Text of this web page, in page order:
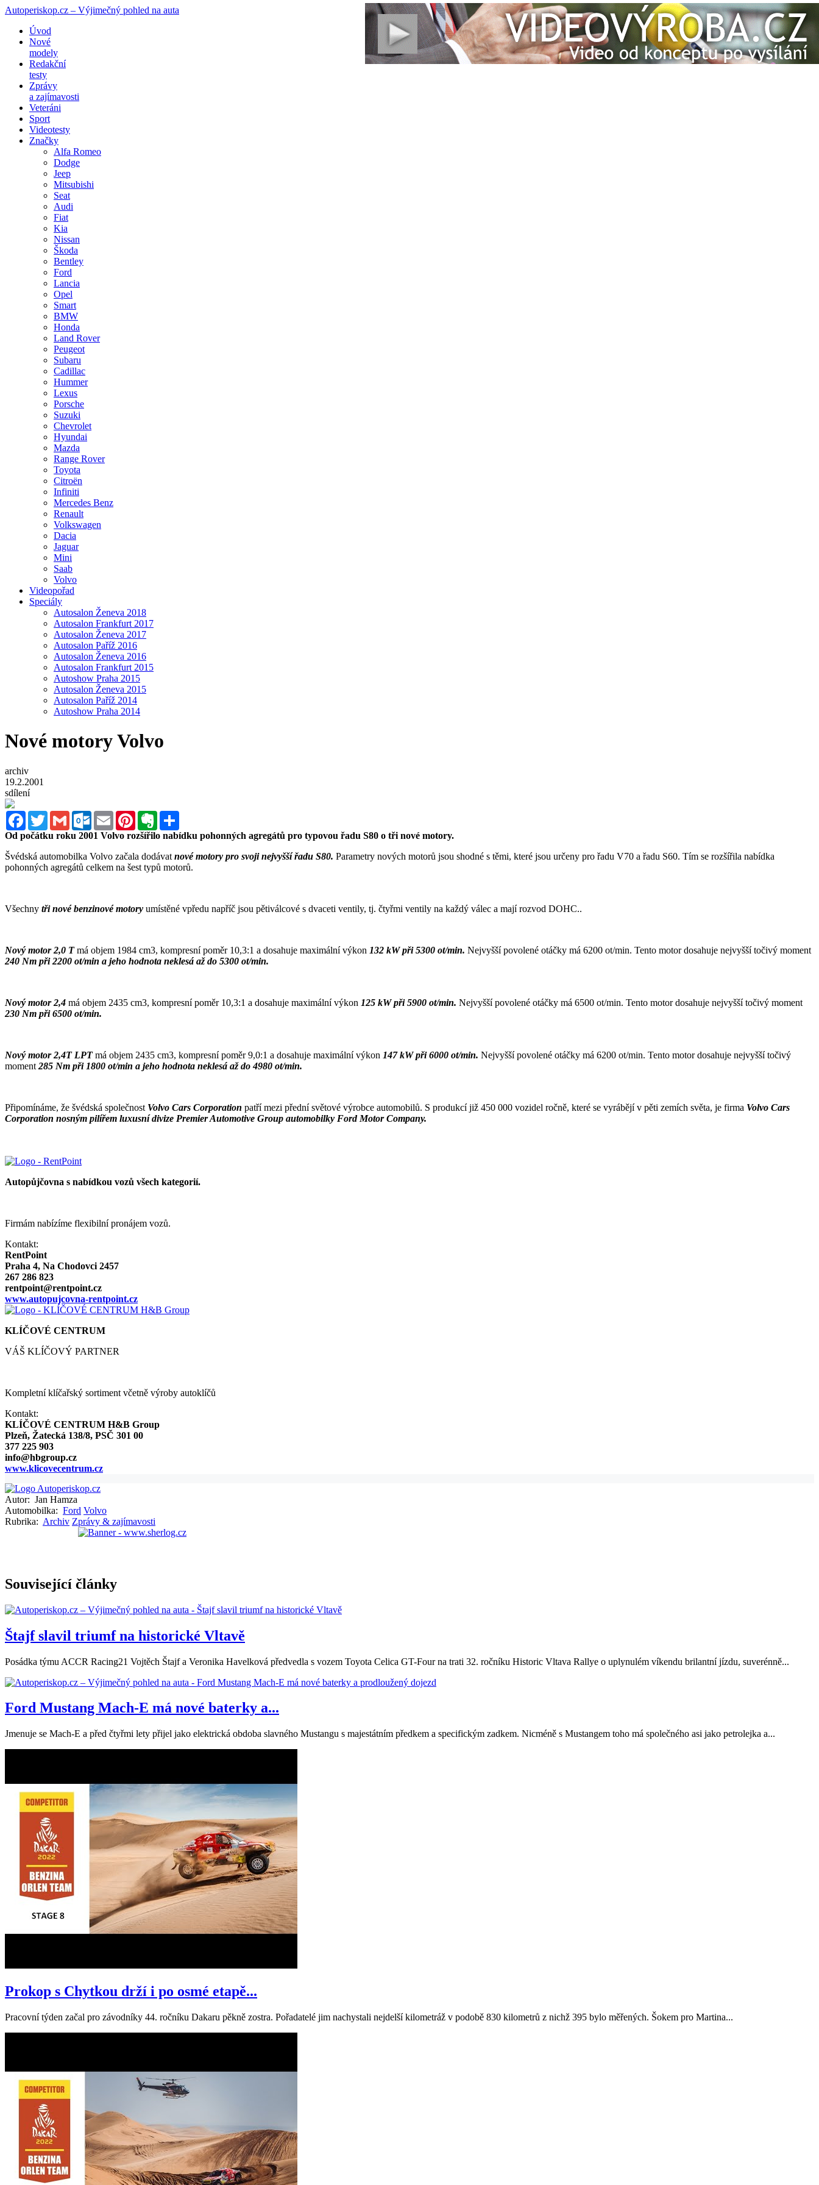
Autoperiskop.cz – Výjimečný pohled na auta
Přejít
obsahu
webu
Úvod
Nové
modely
Redakční
testy
Zprávy
a zajímavosti
Veteráni
Sport
Videotesty
Značky
Alfa Romeo
Dodge
Jeep
Mitsubishi
Seat
Audi
Fiat
Kia
Nissan
Škoda
Bentley
Ford
Lancia
Opel
Smart
BMW
Honda
Land Rover
Peugeot
Subaru
Cadillac
Hummer
Lexus
Porsche
Suzuki
Chevrolet
Hyundai
Mazda
Range Rover
Toyota
Citroën
Infiniti
Mercedes Benz
Renault
Volkswagen
Dacia
Jaguar
Mini
Saab
Volvo
Videopořad
Speciály
Autosalon Ženeva 2018
Autosalon Frankfurt 2017
Autosalon Ženeva 2017
Autosalon Paříž 2016
Autosalon Ženeva 2016
Autosalon Frankfurt 2015
Autoshow Praha 2015
Autosalon Ženeva 2015
Autosalon Paříž 2014
Autoshow Praha 2014
Nové motory Volvo
archiv
19.2.2001
sdílení
FacebookTwitterGmail Outlook.com
Email PinterestEvernote
Od počátku roku 2001 Volvo rozšířilo nabídku pohonných agregátů pro typovou řadu S80 o tři nové motory.
Švédská automobilka Volvo začala dodávat nové motory pro svoji nejvyšší řadu S80. Parametry nových motorů jsou shodné s těmi, které jsou určeny pro řadu V70 a řadu S60. Tím se rozšířila nabídka
pohonných agregátů celkem na šest typů motorů.
Všechny tři nové benzinové motory umístěné vpředu napříč jsou pětiválcové s dvaceti ventily, tj. čtyřmi ventily na každý válec a mají rozvod DOHC..
Nový motor 2,0 Tmá objem 1984 cm3, kompresní poměr 10,3:1 a dosahuje maximální výkon 132 kW při 5300 ot/min. Nejvyšší povolené otáčky má 6200 ot/min. Tento motor dosahuje nejvyšší točivý moment
240 Nm při 2200 ot/min a jeho hodnota neklesá až do 5300 ot/min.
Nový motor 2,4 má objem 2435 cm3, kompresní poměr 10,3:1 a dosahuje maximální výkon 125 kW při 5900 ot/min. Nejvyšší povolené otáčky má 6500 ot/min. Tento motor dosahuje nejvyšší točivý moment
230 Nm při 6500 ot/min.
Nový motor 2,4T LPTmá objem 2435 cm3, kompresní poměr 9,0:1 a dosahuje maximální výkon 147 kW při 6000 ot/min. Nejvyšší povolené otáčky má 6200 ot/min. Tento motor dosahuje nejvyšší točivý
moment 285 Nm při 1800 ot/min a jeho hodnota neklesá až do 4980 ot/min.
Připomínáme, že švédská společnost Volvo Cars Corporation patří mezi přední světové výrobce automobilů. S produkcí již 450 000 vozidel ročně, které se vyrábějí v pěti zemích světa, je firma Volvo Cars
Corporation nosným pilířem luxusní divize Premier Automotive Group automobilky Ford Motor Company.
Autopůjčovna s nabídkou vozů všech kategorií.
Firmám nabízíme flexibilní pronájem vozů.
Kontakt:
RentPoint
Praha 4, Na Chodovci 2457
267 286 823
rentpoint@rentpoint.cz
www.autopujcovna-rentpoint.cz
KLÍČOVÉ CENTRUM
VÁŠ KLÍČOVÝ PARTNER
Kompletní klíčařský sortiment včetně výroby autoklíčů
Kontakt:
KLÍČOVÉ CENTRUM H&B Group
Plzeň, Žatecká 138/8, PSČ 301 00
377 225 903
info@hbgroup.cz
www.klicovecentrum.cz
Autor: Jan Hamza
Automobilka: Ford Volvo
Rubrika: Archiv Zprávy & zajímavosti
Související články
Štajf slavil triumf na historické Vltavě
Posádka týmu ACCR Racing21 Vojtěch Štajf a Veronika Havelková předvedla s vozem Toyota Celica GT-Four na trati 32. ročníku Historic Vltava Rallye o uplynulém víkendu brilantní jízdu, suverénně...
Ford Mustang Mach-E má nové baterky a...
Jmenuje se Mach-E a před čtyřmi lety přijel jako elektrická obdoba slavného Mustangu s majestátním předkem a specifickým zadkem. Nicméně s Mustangem toho má společného asi jako petrolejka a...
Prokop s Chytkou drží i po osmé etapě...
Pracovní týden začal pro závodníky 44. ročníku Dakaru pěkně zostra. Pořadatelé jim nachystali nejdelší kilometráž v podobě 830 kilometrů z nichž 395 bylo měřených. Šokem pro Martina...